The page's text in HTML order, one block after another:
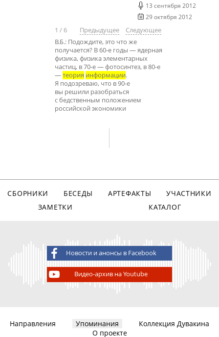
13 сентября 2012
29 октября 2012
1 / 6 Предыдущее
Следующее
В.Б.: Подождите, это что же
получается? В 60-е годы — ядерная
физика, физика элементарных
частиц, в 70-е — фотосинтез, в 80-е
—теория информации.
Я подозреваю, что в 90-е
вы решили разобраться
с бедственным положением
российской экономики
СБОРНИКИ БЕСЕДЫ АРТЕФАКТЫ
УЧАСТНИКИ
ЗАМЕТКИ
КАТАЛОГ
Новости и анонсы в Facebook
Видео-архив на Youtube
Направления Упоминания
Коллекция Дувакина
О проекте